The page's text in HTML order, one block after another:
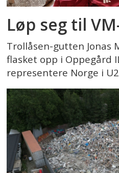
Løp seg til
Trollåsen-gutten Jonas
flasket opp i Oppegård
representere Norge i